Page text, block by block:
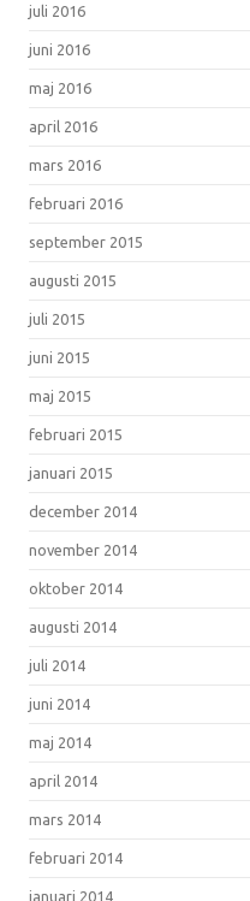
juli 2016
juni 2016
maj 2016
april 2016
mars 2016
februari 2016
september 2015
augusti 2015
juli 2015
juni 2015
maj 2015
februari 2015
januari 2015
december 2014
november 2014
oktober 2014
augusti 2014
juli 2014
juni 2014
maj 2014
april 2014
mars 2014
februari 2014
januari 2014